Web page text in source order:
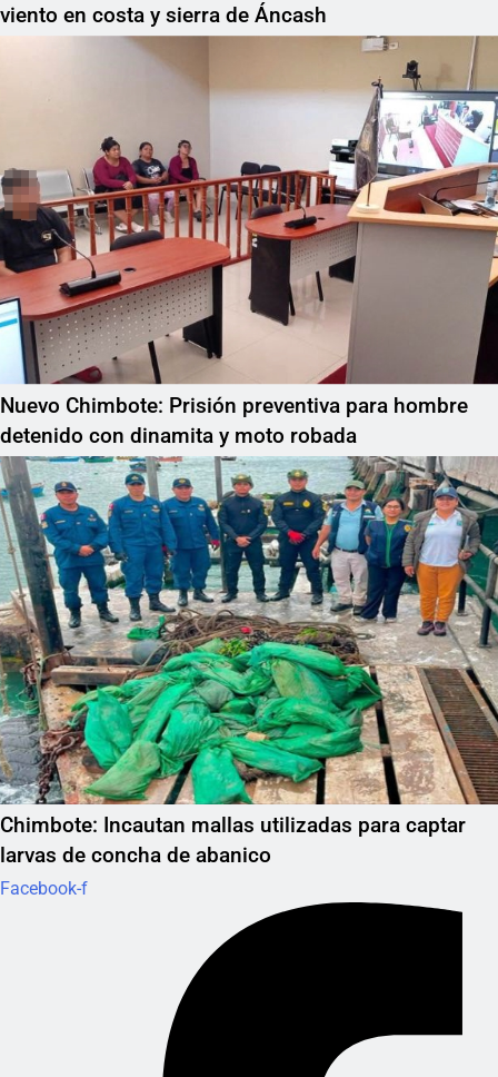
viento en costa y sierra de Áncash
Nuevo Chimbote: Prisión preventiva para hombre
detenido con dinamita y moto robada
Chimbote: Incautan mallas utilizadas para captar
larvas de concha de abanico
Facebook-f